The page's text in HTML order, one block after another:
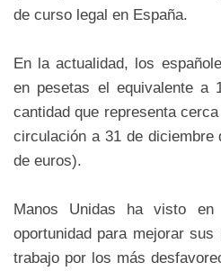
de curso legal en España.
En la actualidad, los
en pesetas el equivalente a
cantidad que representa
circulación a 31 de diciembre
de euros).
Manos Unidas ha visto en
oportunidad para mejorar
trabajo por los más